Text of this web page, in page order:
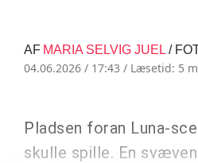
AF MARIA SELVIG JUEL /
04.06.2026 / 17:43 / Læsetid: 5
Pladsen foran Luna-
skulle spille. En